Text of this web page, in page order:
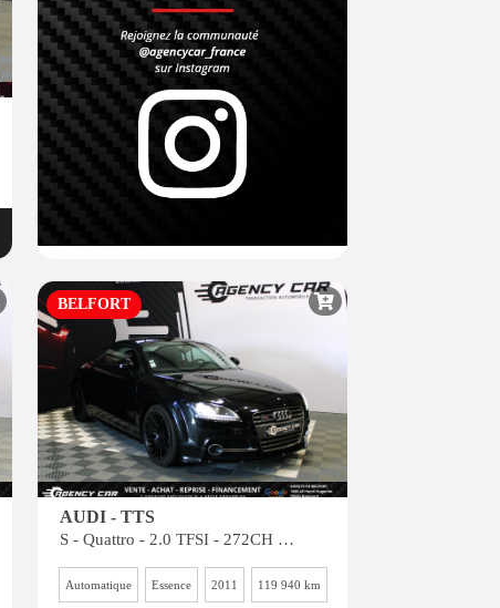
BELFORT
AUDI - TTS
S - Quattro - 2.0 TFSI - 272CH - S-tronic
Automatique Essence 2011 119 940 km